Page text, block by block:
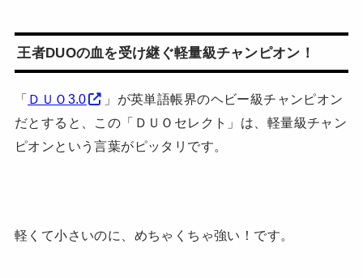
王者DUOの血を受け継ぐ軽量級チャンピオン！
「 ＤＵＯ3.0
」が英単語帳界のヘビー級チャンピオン
だとすると、この「ＤＵＯセレクト」は、軽量級チャン
ピオンという言葉がピッタリです。
軽くて小さいのに、めちゃくちゃ強い！です。